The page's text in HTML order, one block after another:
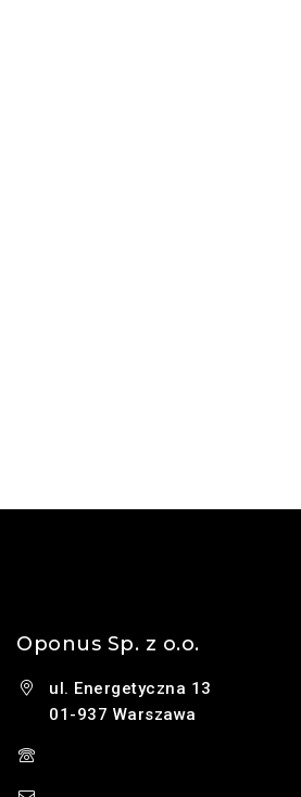
Oponus Sp. z o.o.
ul. Energetyczna 13
01-937 Warszawa